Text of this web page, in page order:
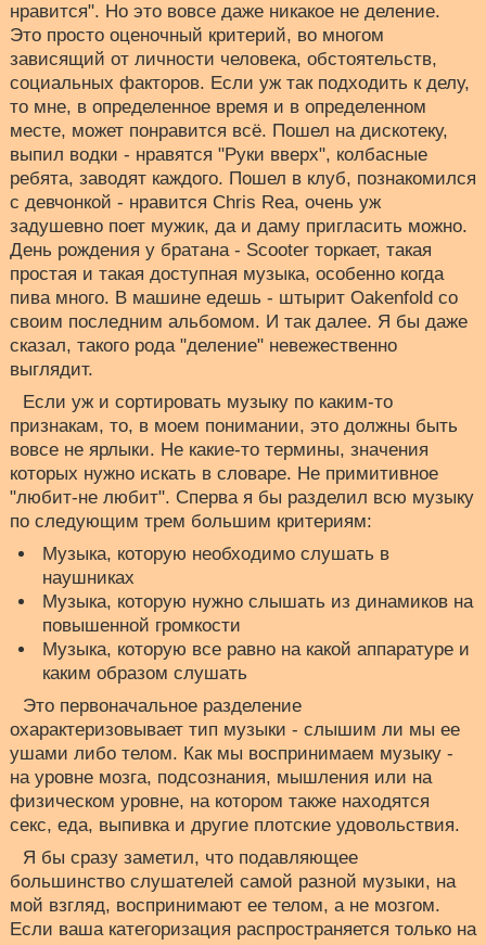
нравится". Но это вовсе даже никакое не деление.
Это просто оценочный критерий, во многом
зависящий от личности человека, обстоятельств,
социальных факторов. Если уж так подходить к делу,
то мне, в определенное время и в определенном
месте, может понравится всё. Пошел на дискотеку,
выпил водки - нравятся "Руки вверх", колбасные
ребята, заводят каждого. Пошел в клуб, познакомился
с девчонкой - нравится Chris Rea, очень уж
задушевно поет мужик, да и даму пригласить можно.
День рождения у братана - Scooter торкает, такая
простая и такая доступная музыка, особенно когда
пива много. В машине едешь - штырит Oakenfold со
своим последним альбомом. И так далее. Я бы даже
сказал, такого рода "деление" невежественно
выглядит.
Если уж и сортировать музыку по каким-то
признакам, то, в моем понимании, это должны быть
вовсе не ярлыки. Не какие-то термины, значения
которых нужно искать в словаре. Не примитивное
"любит-не любит". Сперва я бы разделил всю музыку
по следующим трем большим критериям:
Музыка, которую необходимо слушать в
наушниках
Музыка, которую нужно слышать из динамиков на
повышенной громкости
Музыка, которую все равно на какой аппаратуре и
каким образом слушать
Это первоначальное разделение
охарактеризовывает тип музыки - слышим ли мы ее
ушами либо телом. Как мы воспринимаем музыку -
на уровне мозга, подсознания, мышления или на
физическом уровне, на котором также находятся
секс, еда, выпивка и другие плотские удовольствия.
Я бы сразу заметил, что подавляющее
большинство слушателей самой разной музыки, на
мой взгляд, воспринимают ее телом, а не мозгом.
Если ваша категоризация распространяется только на